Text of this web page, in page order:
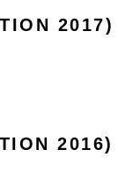
2017)
2016)